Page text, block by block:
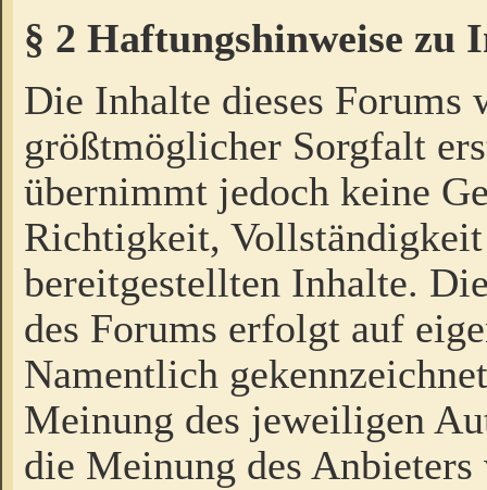
§ 2 Haftungshinweise zu
Die Inhalte dieses Forums
größtmöglicher Sorgfalt
übernimmt jedoch keine
Richtigkeit,
bereitgestellten Inhalte.
des Forums erfolgt auf
Namentlich
Meinung des jeweiligen
die Meinung des Anbieters